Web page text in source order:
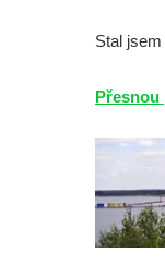
Stal
Přesnou